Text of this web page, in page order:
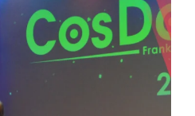
25